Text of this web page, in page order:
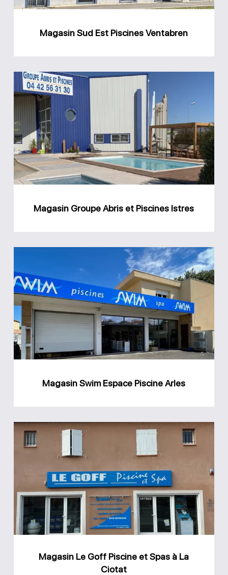
Magasin Sud Est Piscines Ventabren
Magasin
Groupe
Piscines
Istres
Magasin Groupe Abris et Piscines Istres
Magasin
Swim
Espace
Piscine
Arles
Magasin Swim Espace Piscine Arles
Magasin
Piscine
et
Spas
à
Ciotat
Magasin Le Goff Piscine et Spas à La
Ciotat